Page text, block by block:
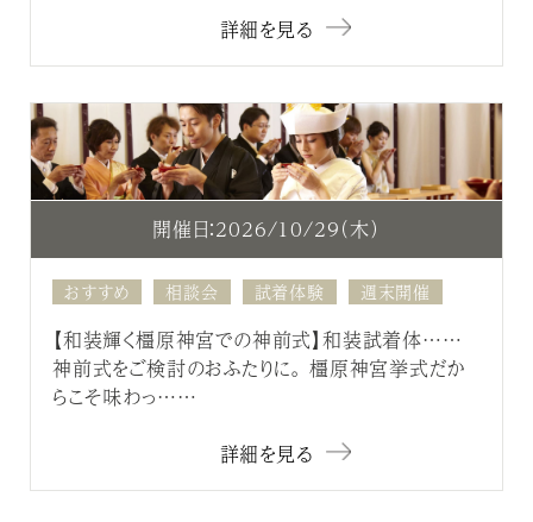
詳細を見る
開催日：2026/10/29（木）
おすすめ 相談会 試着体験 週末開催
【和装輝く橿原神宮での神前式】和装試着体……
神前式をご検討のおふたりに。 橿原神宮挙式だか
らこそ味わっ……
詳細を見る